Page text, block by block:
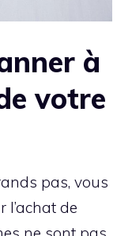
à
votre
pas, vous
l’achat de